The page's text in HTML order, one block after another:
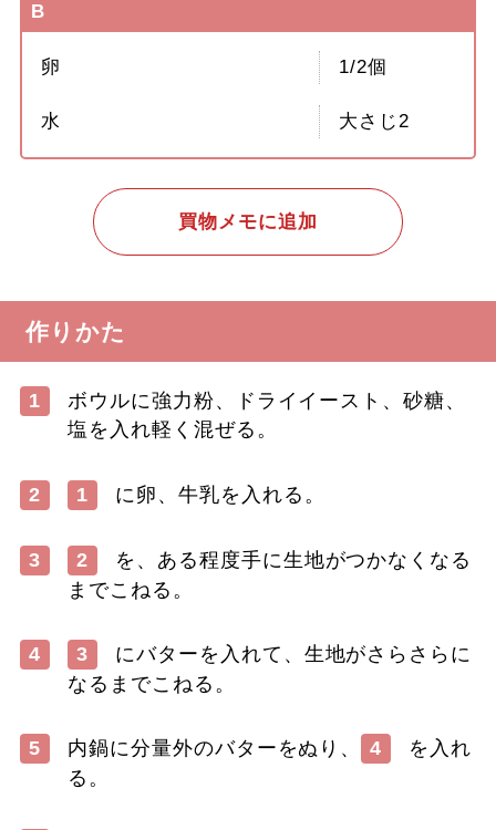
B
卵 1/2個
水 大さじ2
買物メモに追加
作りかた
1
ボウルに強力粉、ドライイースト、砂糖、
塩を入れ軽く混ぜる。
2 1 に卵、牛乳を入れる。
3 2
を、ある程度手に生地がつかなくなる
までこねる。
4 3
にバターを入れて、生地がさらさらに
なるまでこねる。
5 内鍋に分量外のバターをぬり、 4
を入れ
る。